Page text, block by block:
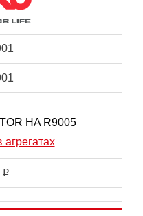
HA R9005
агрегатах
i